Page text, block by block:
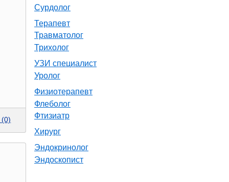
Сурдолог
Терапевт
Травматолог
Трихолог
УЗИ специалист
Уролог
Физиотерапевт
Флеболог
Фтизиатр
Хирург
Эндокринолог
Эндоскопист